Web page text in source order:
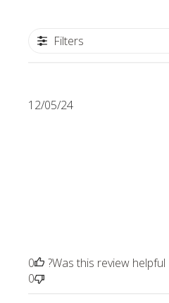
Filters
Published
12/05/24
Was this review helpful?
0
0